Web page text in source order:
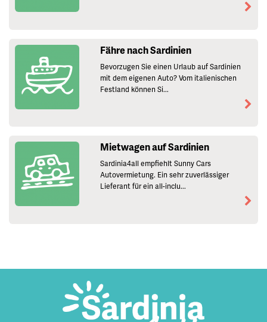
Fähre nach Sardinien
Bevorzugen Sie einen Urlaub auf Sardinien
mit dem eigenen Auto? Vom italienischen
Festland können Si...
Mietwagen auf Sardinien
Sardinia4all empfiehlt Sunny Cars
Autovermietung. Ein sehr zuverlässiger
Lieferant für ein all-inclu...